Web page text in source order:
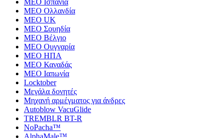
MEO Ισπανία
MEO Ολλανδία
MEO UK
MEO Σουηδία
MEO Βέλγιο
MEO Ουγγαρία
MEO ΗΠΑ
MEO Καναδάς
MEO Ιαπωνία
Locktober
Μεγάλα δονητές
Μηχανή αρμέγματος για άνδρες
Autoblow VacuGlide
TREMBLR BT-R
NoPacha™